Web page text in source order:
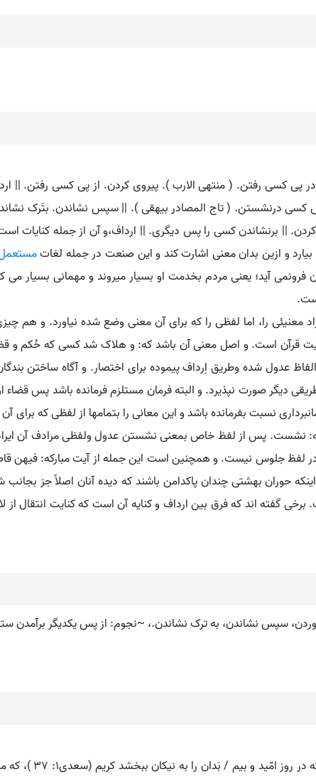
کسی رفتن. ( منتهی الارب ). پیروی کردن. از پی کسی رفتن. ||
پس کسی درنشستن. ( تاج المصادر بیهقی ). || سپس نشاندن. بتَرک
|| برنشاندن کسی را پس دیگری. || ارداف،و آن از جمله کنایات
بیارد و ازین بدان معنی اشارت کند و این صنعت در جمله لغات
آید؛ یعنی مردم بخدمت او بسیار میروند و مهمانی بسیار می
معنیئی را، اما لفظی را که برای آن معنی وضع شده نیاورد. و هم
آیت قرآن است. و اصل معنی آن باشد که: و هلاک شد کسی که حُکم و
عدول شده وطریق اِرداف پیموده برای اختصار. و آگاه ساختن
دیگر صورت نپذیرد. و البته فرمان مستلزم فرمانده باشد پس قضاء
نسبت بفرمانده باشد و این معانی را بتمامها از لفظی که برای
نشست. پس از لفظ خاص بمعنی نشستن عدول ولفظی مرادف آن
جلوس نیست. و همچنین است این جمله از آیت مبارکه: فیهن
حوران بهشتی چندان پاکدامن باشند که دیده آنان اصلاً جز
گفته اند که فرق بین ارداف و کنایه آن است که کنایت انتقال از
در بدیع، آوردن توابع و لوازم و مترادفات لفظی